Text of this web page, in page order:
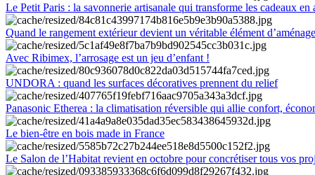
Le Petit Paris : la savonnerie artisanale qui transforme les cadeaux en
Quand le rangement extérieur devient un véritable élément
Avec Ribimex, l’arrosage est un jeu d’enfant !
UNDORA : quand les surfaces décoratives prennent du relief
Panasonic Etherea : la climatisation réversible qui allie confort,
Le bien-être en bois made in France
Le Salon de l’Habitat revient en octobre pour concrétiser tous vos